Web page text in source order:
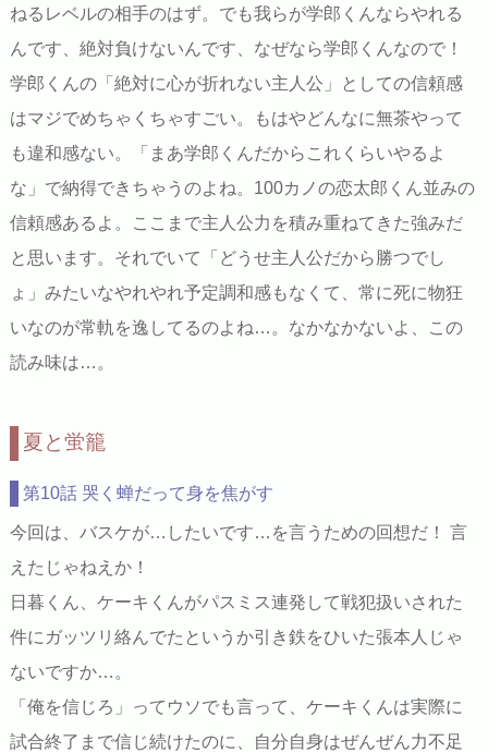
ねるレベルの相手のはず。でも我らが学郎くんならやれる
んです、絶対負けないんです、なぜなら学郎くんなので！
学郎くんの「絶対に心が折れない主人公」としての信頼感
はマジでめちゃくちゃすごい。もはやどんなに無茶やって
も違和感ない。「まあ学郎くんだからこれくらいやるよ
な」で納得できちゃうのよね。100カノの恋太郎くん並みの
信頼感あるよ。ここまで主人公力を積み重ねてきた強みだ
と思います。それでいて「どうせ主人公だから勝つでし
ょ」みたいなやれやれ予定調和感もなくて、常に死に物狂
いなのが常軌を逸してるのよね…。なかなかないよ、この
読み味は…。
夏と蛍籠
第10話 哭く蝉だって身を焦がす
今回は、バスケが…したいです…を言うための回想だ！ 言
えたじゃねえか！
日暮くん、ケーキくんがパスミス連発して戦犯扱いされた
件にガッツリ絡んでたというか引き鉄をひいた張本人じゃ
ないですか…。
「俺を信じろ」ってウソでも言って、ケーキくんは実際に
試合終了まで信じ続けたのに、自分自身はぜんぜん力不足